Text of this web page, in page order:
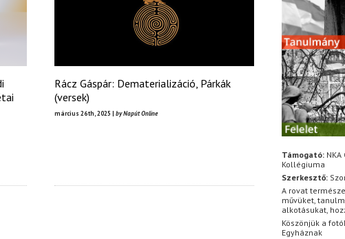
Rácz Gáspár: Dematerializáció, Párkák
(versek)
március 26th, 2025 | by Napút Online
Támogató:
Kollégiuma
Szerkesztő:
A rovat
művüket,
alkotásukat,
Köszönjük a
Egyháznak